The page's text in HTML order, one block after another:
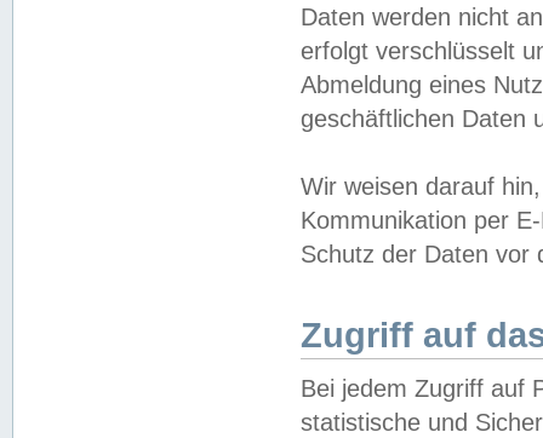
Daten werden nicht
erfolgt verschlüsselt
Abmeldung eines
geschäftlichen Daten
Wir weisen darauf
Kommunikation per
Schutz der Daten vor
Zugriff auf
Bei jedem Zugriff auf
statistische und